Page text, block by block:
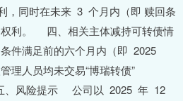
，同时在未来 3 个月内（即 赎回条
权利。 四、相关主体减持可转债情
件满足前的六个月内（即 2025
人员均未交易“博瑞转债”
公司以 2025 年 12